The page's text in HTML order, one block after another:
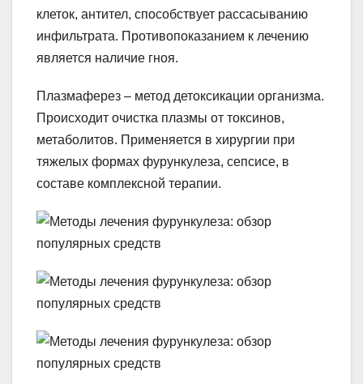
клеток, антител, способствует рассасыванию
инфильтрата. Противопоказанием к лечению
является наличие гноя.
Плазмаферез – метод детоксикации организма.
Происходит очистка плазмы от токсинов,
метаболитов. Применяется в хирургии при
тяжелых формах фурункулеза, сепсисе, в
составе комплексной терапии.